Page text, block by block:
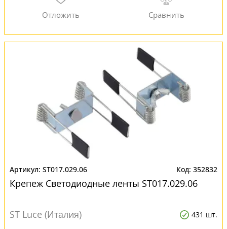
ST017.029.06 352832
Крепеж Светодиодные ленты ST017.029.06
ST Luce (Италия) 431 шт.